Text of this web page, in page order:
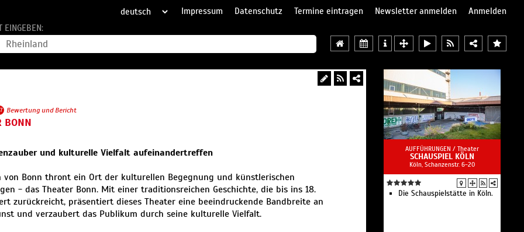
Impressum Datenschutz Termine eintragen Newsletter anmelden
Anmelden
EINGEBEN:
Bewertung und Bericht
BONN
und kulturelle Vielfalt aufeinandertreffen
von Bonn thront ein Ort der kulturellen Begegnung und künstlerischen
- das Theater Bonn. Mit einer traditionsreichen Geschichte, die bis ins 18.
zurückreicht, präsentiert dieses Theater eine beeindruckende Bandbreite an
und verzaubert das Publikum durch seine kulturelle Vielfalt.
AUFFÜHRUNGEN / Theater
SCHAUSPIEL KÖLN
Köln, Schanzenstr. 6-20
Die Schauspielstätte in Köln.